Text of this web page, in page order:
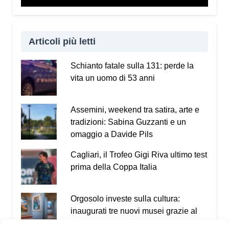
Articoli più letti
Schianto fatale sulla 131: perde la
vita un uomo di 53 anni
Assemini, weekend tra satira, arte e
tradizioni: Sabina Guzzanti e un
omaggio a Davide Pils
Cagliari, il Trofeo Gigi Riva ultimo test
prima della Coppa Italia
Orgosolo investe sulla cultura:
inaugurati tre nuovi musei grazie al